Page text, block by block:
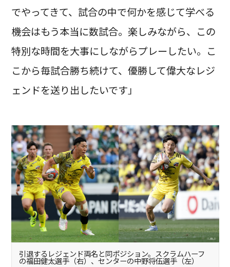
でやってきて、試合の中で何かを感じて学べる
機会はもう本当に数試合。楽しみながら、この
特別な時間を大事にしながらプレーしたい。こ
こから毎試合勝ち続けて、優勝して偉大なレジ
ェンドを送り出したいです」
引退するレジェンド両名と同ポジション。スクラムハーフ
の福田健太選手（右）、センターの中野将伍選手（左）